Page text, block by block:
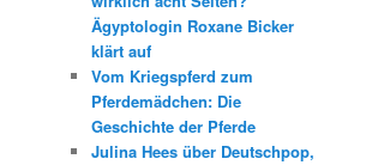
Ägyptologin Roxane Bicker
klärt auf
Vom Kriegspferd zum
Pferdemädchen: Die
Geschichte der Pferde
Julina Hees über Deutschpop,